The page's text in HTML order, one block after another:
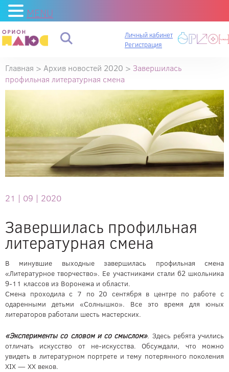
Личный кабинет
Регистрация
Главная > Архив новостей 2020 > Завершилась
профильная литературная смена
21 | 09 | 2020
Завершилась профильная
литературная смена
В минувшие выходные завершилась профильная смена
«Литературное творчество». Ее участниками стали 62 школьника
9-11 классов из Воронежа и области.
Смена проходила с 7 по 20 сентября в центре по работе с
одаренными детьми «Солнышко». Все это время для юных
литераторов работали шесть мастерских.
«Эксперименты со словом и со смыслом». Здесь ребята учились
отличать искусство от не-искусства. Обсуждали, что можно
увидеть в литературном портрете и тему потерянного поколения
XIX — XX веков.
MENU